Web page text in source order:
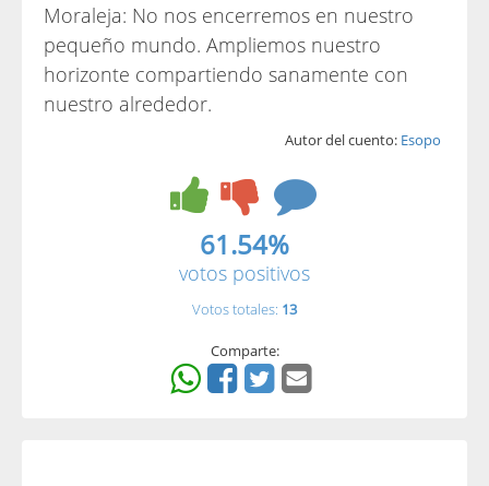
Moraleja: No nos encerremos en nuestro
pequeño mundo. Ampliemos nuestro
horizonte compartiendo sanamente con
nuestro alrededor.
Autor del cuento: Esopo
61.54%
votos positivos
Votos totales: 13
Comparte: